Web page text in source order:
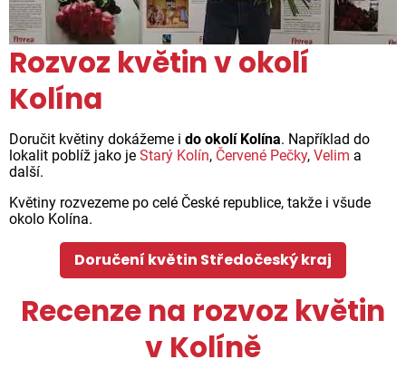
Rozvoz květin v okolí
Kolína
Doručit květiny dokážeme i do okolí Kolína. Například do
lokalit poblíž jako je Starý Kolín, Červené Pečky, Velim a
další.
Květiny rozvezeme po celé České republice, takže i všude
okolo Kolína.
Doručení květin Středočeský kraj
Recenze na rozvoz květin
v Kolíně